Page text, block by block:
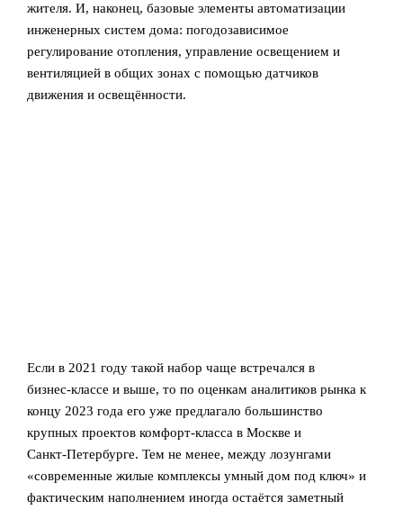
жителя. И, наконец, базовые элементы автоматизации
инженерных систем дома: погодозависимое
регулирование отопления, управление освещением и
вентиляцией в общих зонах с помощью датчиков
движения и освещённости.
Если в 2021 году такой набор чаще встречался в
бизнес‑классе и выше, то по оценкам аналитиков рынка к
концу 2023 года его уже предлагало большинство
крупных проектов комфорт‑класса в Москве и
Санкт‑Петербурге. Тем не менее, между лозунгами
«современные жилые комплексы умный дом под ключ» и
фактическим наполнением иногда остаётся заметный